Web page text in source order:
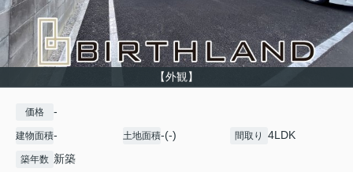
【外観】
価格 -
建物面積- 土地面積-(-) 間取り 4LDK
築年数 新築